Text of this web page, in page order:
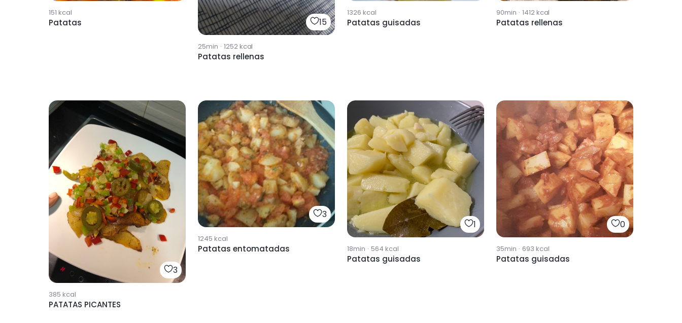
151 kcal
Patatas 15
25min · 1252kcal
Patatas rellenas
1326 kcal
Patatas guisadas
90min · 1412kcal
Patatas rellenas
3
385 kcal
PATATAS PICANTES
3
1245 kcal
Patatas entomatadas
1
18min · 564 kcal
Patatas guisadas
0
35min · 693 kcal
Patatas guisadas